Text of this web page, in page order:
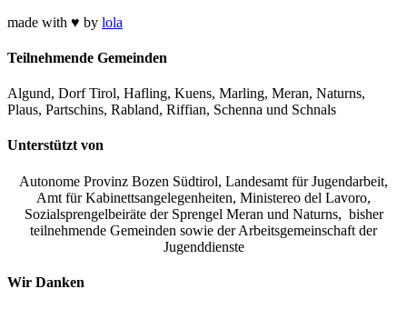
made with ♥ by lola
Teilnehmende Gemeinden
Algund, Dorf Tirol, Hafling, Kuens, Marling, Meran, Naturns,
Plaus, Partschins, Rabland, Riffian, Schenna und Schnals
Unterstützt von
Autonome Provinz Bozen Südtirol, Landesamt für Jugendarbeit,
Amt für Kabinettsangelegenheiten, Ministereo del Lavoro,
Sozialsprengelbeiräte der Sprengel Meran und Naturns, bisher
teilnehmende Gemeinden sowie der Arbeitsgemeinschaft der
Jugenddienste
Wir Danken